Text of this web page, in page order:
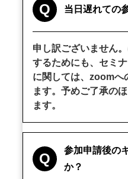
Q 当日遅れての
申し訳ございません
するためにも、セミ
に関しては、zoomへ
ます。予めご了承の
ます。
Q
参加申請後の
か？